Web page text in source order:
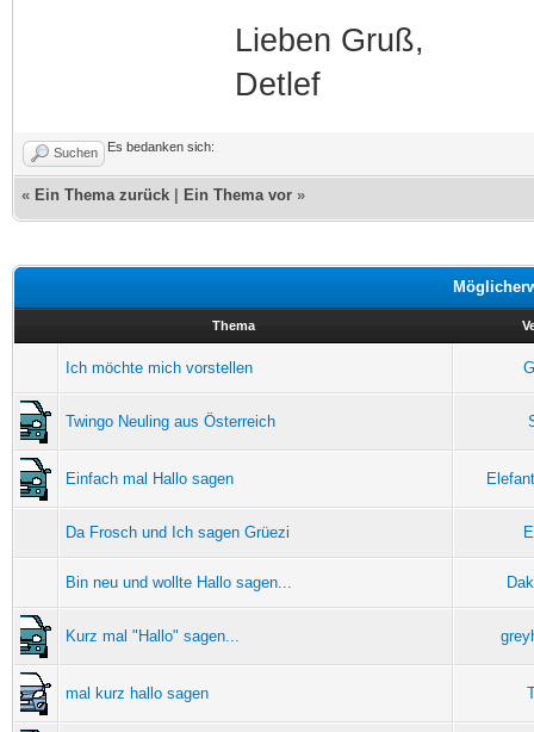
Lieben Gruß,
Detlef
Suchen Es bedanken sich:
« Ein Thema zurück Ein Thema vor »
Thema
Ich möchte mich vorstellen
Twingo Neuling aus Österreich
Einfach mal Hallo sagen
Da Frosch und Ich sagen Grüezi
Bin neu und wollte Hallo sagen...
Kurz mal "Hallo" sagen...
mal kurz hallo sagen